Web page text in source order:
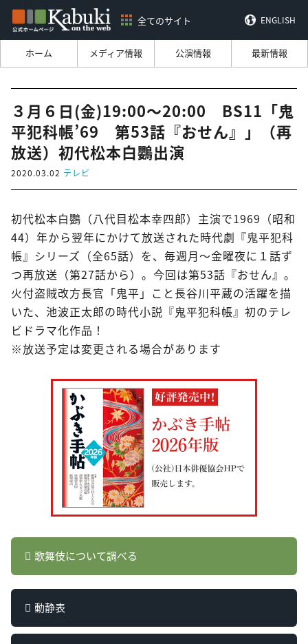
全てのサイト ENGLISH
ホーム メディア情報 公演情報 最新情報
３月６日(金)19:00～20:00 BS11「鬼
平犯科帳’69 第53話『おせん』」（再
放送）初代松本白鸚出演
2020.03.02 テレビ
初代松本白鸚（八代目松本幸四郎）主演で1969（昭和
44）年から翌年にかけて放送された時代劇『鬼平犯科
帳』シリーズ（全65話）を、毎週月～金曜夜に１話ず
つ再放送（第27話から）。今回は第53話『おせん』。
火付盗賊改方長官「鬼平」こと長谷川平蔵の活躍を描
いた、池波正太郎の時代小説『鬼平犯科帳』初のテレ
ビドラマ化作品！
※放送予定は変更される場合があります
歌舞伎について調べる
動静表